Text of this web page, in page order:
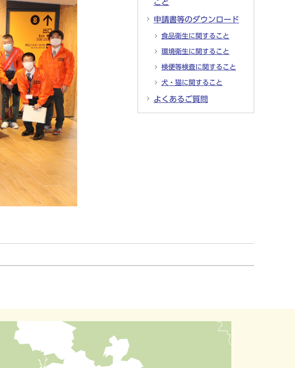
こと
申請書等のダウンロード
食品衛生に関すること
環境衛生に関すること
検便等検査に関すること
犬・猫に関すること
よくあるご質問